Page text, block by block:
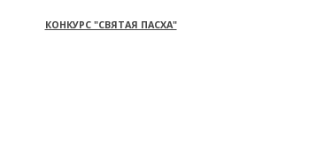
КОНКУРС "СВЯТАЯ ПАСХА"